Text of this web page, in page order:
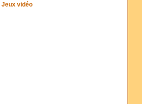
Jeux vidéo